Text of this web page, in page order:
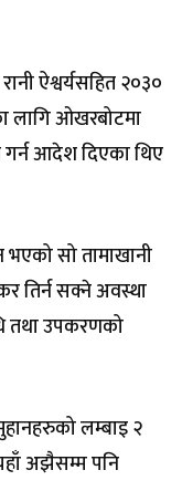
ऐश्वर्यसहित २०३०
लागि ओखरबोटमा
आदेश दिएका थिए
सो तामाखानी
तिर्न सक्ने अवस्था
तथा उपकरणको
लम्बाइ २
अझैसम्म पनि